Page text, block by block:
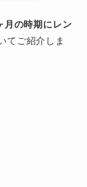
月の時期にレン
てご紹介しま